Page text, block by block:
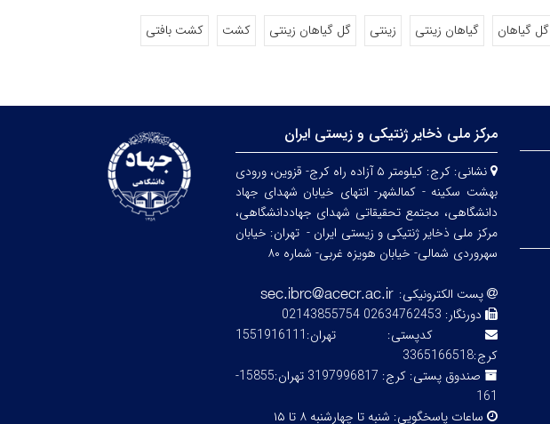
گل گیاهان گیاهان زینتی زینتی گل گیاهان زینتی کشت کشت بافتی
مرکز ملی ذخایر ژنتیکی و زیستی ایران
نشانی:
کرج: کیلومتر ۵ آزاده راه کرج- قزوین، ورودی
بهشت سکینه - کمالشهر- انتهای خیابان شهدای جهاد
دانشگاهی، مجتمع تحقیقاتی شهدای جهاددانشگاهی،
مرکز ملی ذخایر ژنتیکی و زیستی ایران - تهران: خیابان
سهروردی شمالی- خیابان هویزه غربی- شماره ۸۰
پست الکترونیکی:
دورنگار: 02634762453 02143855754
کدپستی:
تهران:1551916111
کرج:3365166518
صندوق پستی:
کرج: 3197996817 تهران:15855-
161
ساعات پاسخگویی: شنبه تا چهارشنبه ۸ تا ۱۵